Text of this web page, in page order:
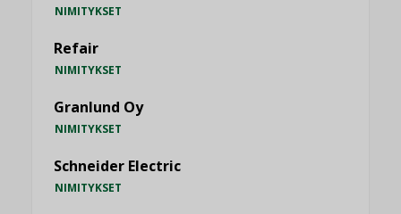
NIMITYKSET
Refair
NIMITYKSET
Granlund Oy
NIMITYKSET
Schneider Electric
NIMITYKSET